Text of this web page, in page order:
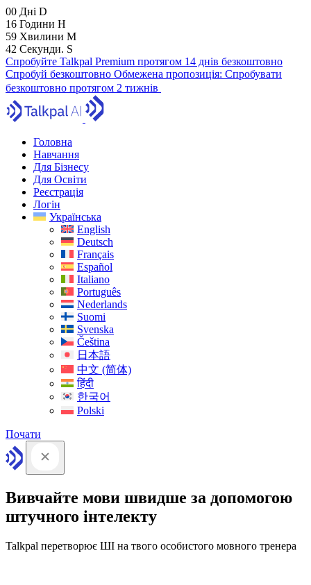
00 Дні D
16 Години H
59 Хвилини M
41 Секунди. S
Спробуйте Talkpal Premium протягом 14 днів безкоштовно
Спробуй безкоштовно Обмежена пропозиція: Спробувати
безкоштовно протягом 2 тижнів
Головна
Навчання
Для Бізнесу
Для Освіти
Реєстрація
Логін
Українська
English
Deutsch
Français
Español
Italiano
Português
Nederlands
Suomi
Svenska
Čeština
日本語
中文 (简体)
हिंदी
한국어
Polski
Почати
Вивчайте мови швидше за допомогою
штучного інтелекту
Talkpal перетворює ШІ на твого особистого мовного тренера